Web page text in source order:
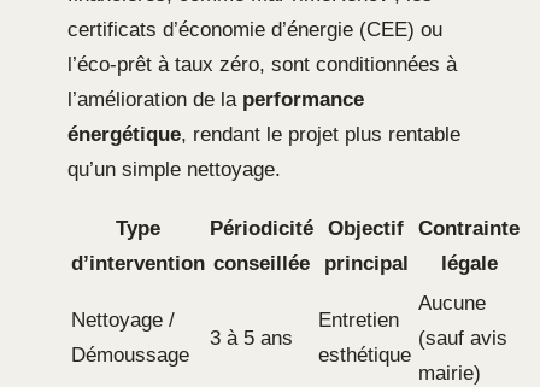
certificats d’économie d’énergie (CEE) ou
l’éco-prêt à taux zéro, sont conditionnées à
l’amélioration de la performance
énergétique, rendant le projet plus rentable
qu’un simple nettoyage.
Type
d’intervention
Périodicité
conseillée
Objectif
principal
Contrainte
légale
Nettoyage /
Démoussage
3 à 5 ans
Entretien
esthétique
Aucune
(sauf avis
mairie)